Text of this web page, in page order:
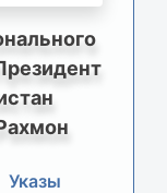
Указы